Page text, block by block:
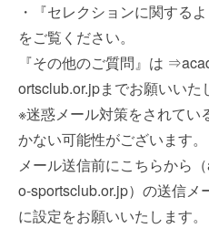
・『セレクションに関する
をご覧ください。
『その他のご質問』は
ortsclub.or.jpまでお願いいた
※迷惑メール対策をされてい
かない可能性がございます。
メール送信前にこちらから
o-sportsclub.or.jp）の送信メ
に設定をお願いいたします。